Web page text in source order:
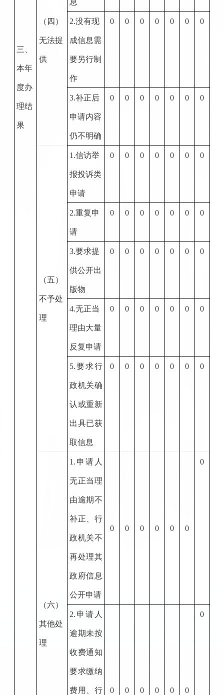
三、
本年
度办
理结
果
（四）
无法提
供
2.没有现
成信息需
要另行制
作
0 0 0 0 0 0 0
3.补正后
申请内容
仍不明确
0 0 0 0 0 0 0
（五）
不予处
理
1.信访举
报投诉类
申请
0 0 0 0 0 0 0
2.重复申
请
0 0 0 0 0 0 0
3.要求提
供公开出
版物
0 0 0 0 0 0 0
4.无正当
理由大量
反复申请
0 0 0 0 0 0 0
5.要求行
政机关确
认或重新
出具已获
取信息
0 0 0 0 0 0 0
（六）
其他处
理
1. 申请人
无正当理
由逾期不
补正、行
政机关不
再处理其
政府信息
公开申请
0 0 0 0 0 0
0
2. 申请人
逾期未按
收费通知
要求缴纳
费用、行 0 0 0 0 0 0
0